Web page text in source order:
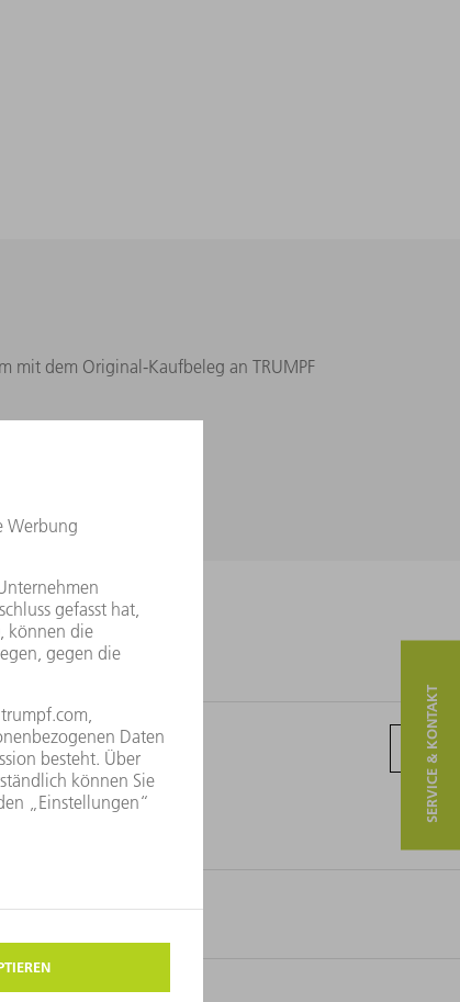
mit dem Original-Kaufbeleg an TRUMPF
SERVICE & KONTAKT